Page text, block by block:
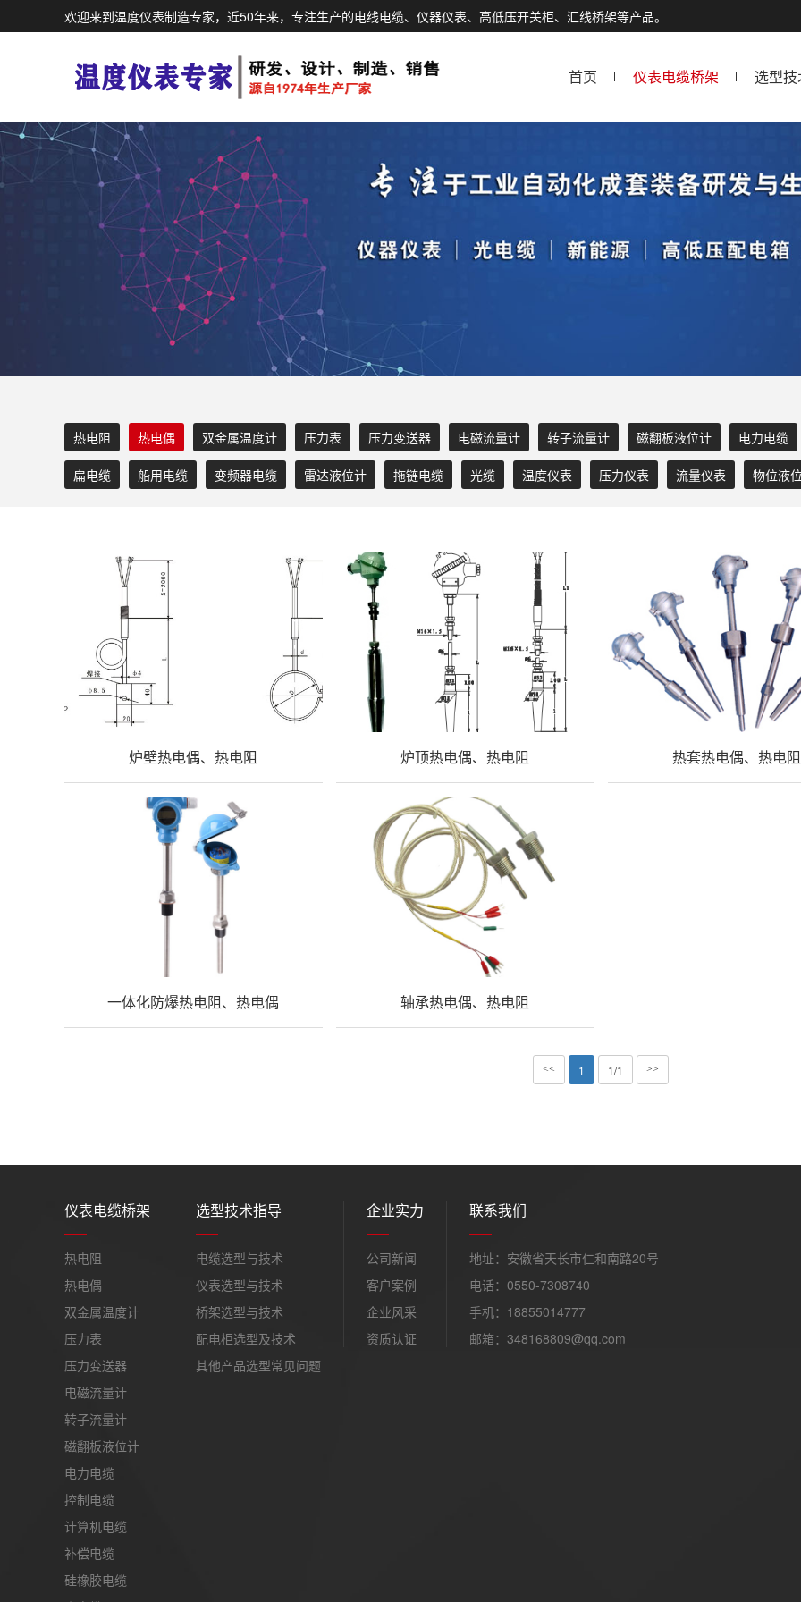
欢迎来到温度仪表制造专家，近50年来，专注生产的电线电缆、仪器仪表、高低压开关柜、汇线桥架等产品。
首页 仪表电缆桥架 选型
热电阻
热电偶 双金属温度计 压力表 压力变送器 电磁流量计 转子流量计 磁翻板液位计 电力电缆
扁电缆 船用电缆 变频器电缆 雷达液位计 拖链电缆 光缆 温度仪表 压力仪表 流量仪表 物位液
炉壁热电偶、热电阻 炉顶热电偶、热电阻 热套热电偶、热电阻
一体化防爆热电阻、热电偶 轴承热电偶、热电阻
<< 1 1/1 >>
仪表电缆桥架
热电阻
热电偶
双金属温度计
压力表
压力变送器
电磁流量计
转子流量计
磁翻板液位计
电力电缆
控制电缆
计算机电缆
补偿电缆
硅橡胶电缆
选型技术指导
电缆选型与技术
仪表选型与技术
桥架选型与技术
配电柜选型及技术
其他产品选型常见问题
企业实力
公司新闻
客户案例
企业风采
资质认证
联系我们
地址：安徽省天长市仁和南路20号
电话：0550-7308740
手机：18855014777
邮箱：348168809@qq.com